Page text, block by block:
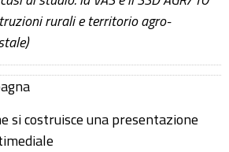
rurali e territorio agro-
si costruisce una presentazione